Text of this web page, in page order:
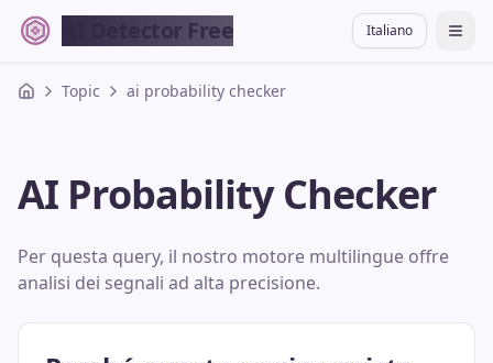
AI Detector Free Italiano 切换
Topic ai probability checker
AI Probability Checker
Per questa query, il nostro motore multilingue offre
analisi dei segnali ad alta precisione.